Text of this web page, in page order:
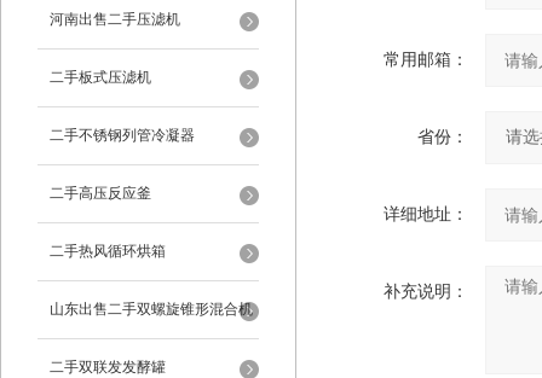
河南出售二手压滤机
二手板式压滤机
二手不锈钢列管冷凝器
二手高压反应釜
二手热风循环烘箱
山东出售二手双螺旋锥形混合机
二手双联发发酵罐
常用邮箱：
省份：
详细地址：
补充说明：